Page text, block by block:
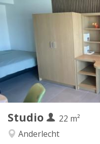
Studio
22 m²
Anderlecht